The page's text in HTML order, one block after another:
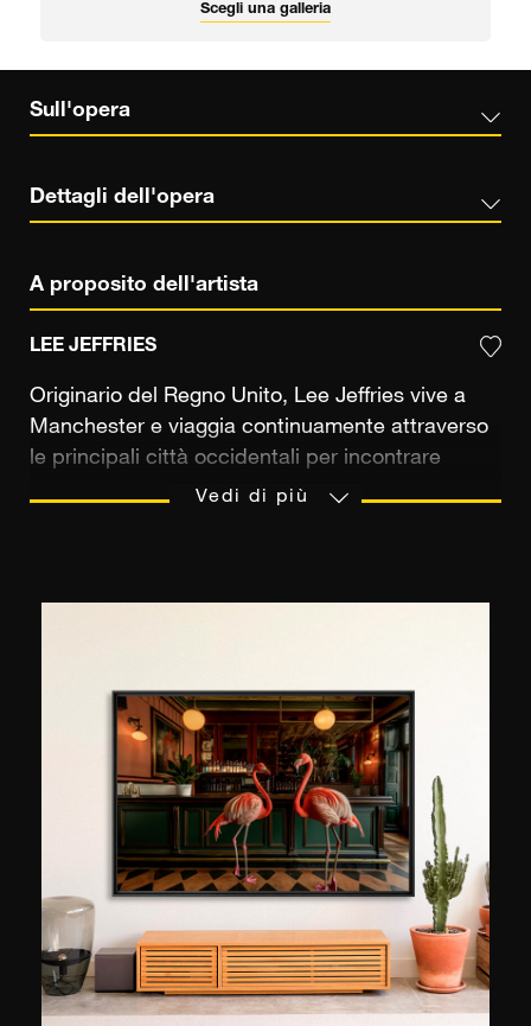
Scegli una galleria
Sull'opera
Dettagli dell'opera
A proposito dell'artista
LEE JEFFRIES
Originario del Regno Unito, Lee Jeffries vive a
Manchester e viaggia continuamente attraverso
le principali città occidentali per incontrare
abitanti delle strade di cui desidera rivelare la
a smettere di fotografarla. Questo meraviglioso
incontro segna l'inizio del suo approccio artistico
e sociale: i senzatetto diventano i suoi principali
e unici soggetti. Il fotografo umanista spiega che
ogni immagine è il risultato di una lunga
discussione con ciascuno di loro, un momento
privilegiato che gli permette di stabilire un
legame particolarmente sentito ai loro occhi.
“L’emozione è negli occhi”, spiega Lee Jeffries, i
cui maestosi ritratti in bianco e nero
contribuiscono a raccogliere fondi per aiutare e
Vedi di più